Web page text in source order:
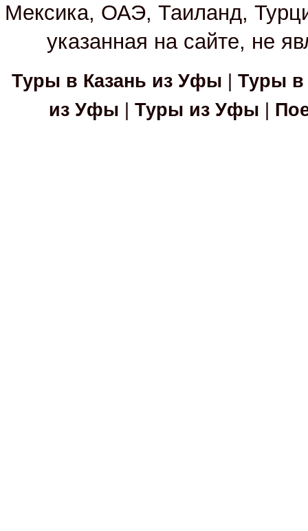
Мексика, ОАЭ, Таиланд,
указанная на сайте, не
Туры в Казань из Уфы
Туры в
из Уфы
Туры из Уфы